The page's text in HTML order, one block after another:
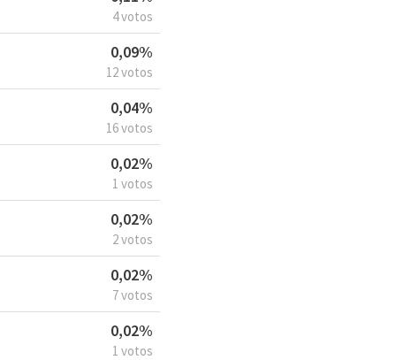
4 votos
0,09%
12 votos
0,04%
16 votos
0,02%
1 votos
0,02%
2 votos
0,02%
7 votos
0,02%
1 votos